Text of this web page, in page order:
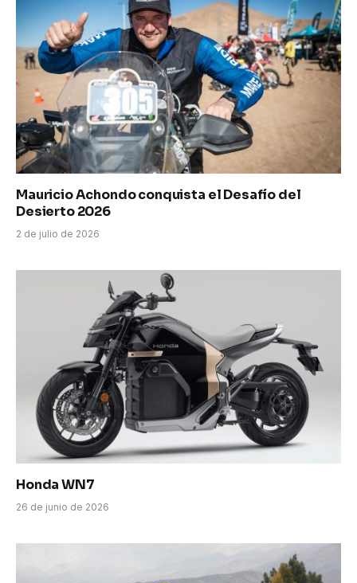
Mauricio Achondo conquista el Desafío del
Desierto 2026
2 de julio de 2026
Honda WN7
26 de junio de 2026